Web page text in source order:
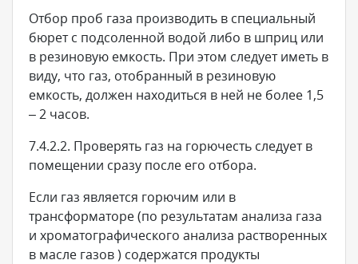
Отбор проб газа производить в специальный
бюрет с подсоленной водой либо в шприц или
в резиновую емкость. При этом следует иметь в
виду, что газ, отобранный в резиновую
емкость, должен находиться в ней не более 1,5
– 2 часов.
7.4.2.2. Проверять газ на горючесть следует в
помещении сразу после его отбора.
Если газ является горючим или в
трансформаторе (по результатам анализа газа
и хроматографического анализа растворенных
в масле газов ) содержатся продукты